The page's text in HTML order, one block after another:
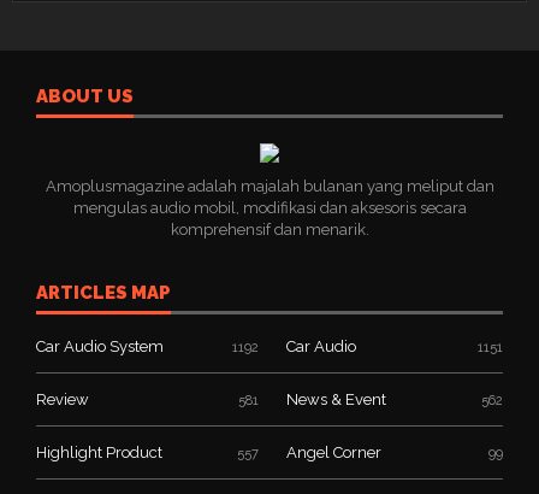
ABOUT US
Amoplusmagazine adalah majalah bulanan yang meliput dan
mengulas audio mobil, modifikasi dan aksesoris secara
komprehensif dan menarik.
ARTICLES MAP
Car Audio System 1192 Car Audio 1151
Review 581 News & Event 562
Highlight Product 557 Angel Corner 99